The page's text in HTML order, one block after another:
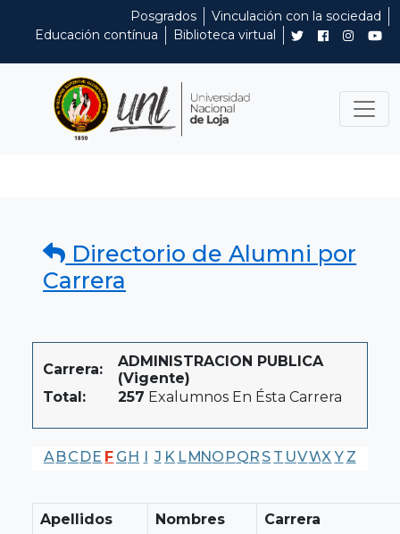
Posgrados
Vinculación con la sociedad
Educación contínua
Biblioteca virtual
Directorio de Alumni por
Carrera
Carrera:
ADMINISTRACION PUBLICA
(Vigente)
Total:
257 Exalumnos En Ésta Carrera
A BC DE F G H I J K LMNO PQR S T UVWX Y Z
Apellidos Nombres
Carrera